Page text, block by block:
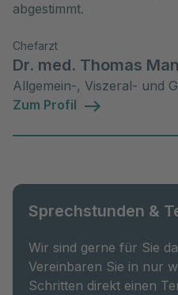
abgestimmt.
Chefarzt
Dr. med. Thomas
Allgemein-, Viszeral- und
Zum Profil
Sprechstunden &
Wir sind gerne für Sie
Vereinbaren Sie in nur
Schritten direkt einen